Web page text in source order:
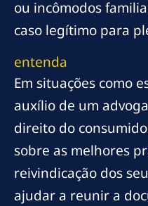
ou incômodos
caso legítimo para
entenda
Em situações como
auxílio de um
direito do
sobre as melhores
reivindicação dos
ajudar a reunir a